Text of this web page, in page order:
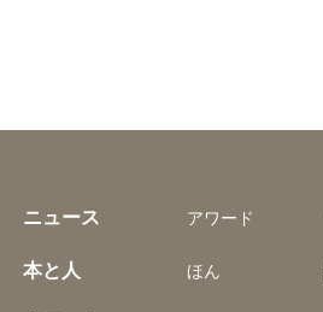
ニュース アワード
本と人 ほん